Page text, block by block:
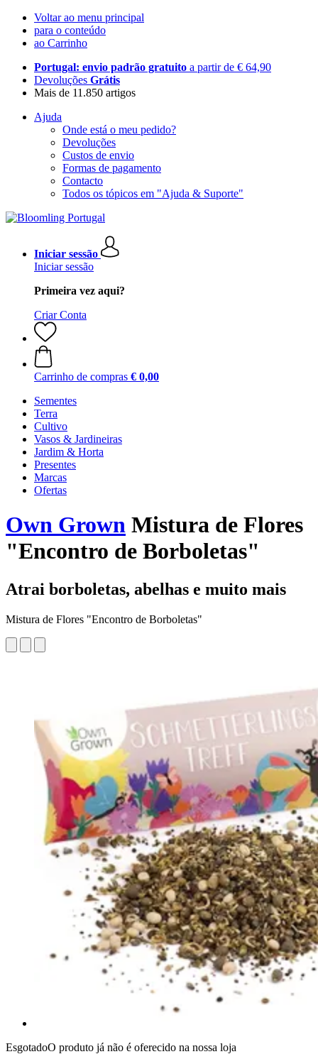
Voltar ao menu principal
para o conteúdo
ao Carrinho
Portugal: envio padrão gratuito a partir de € 64,90
Devoluções Grátis
Mais de 11.850 artigos
Ajuda
Onde está o meu pedido?
Devoluções
Custos de envio
Formas de pagamento
Contacto
Todos os tópicos em "Ajuda & Suporte"
Iniciar sessão
Iniciar sessão
Primeira vez aqui?
Criar Conta
Carrinho de compras € 0,00
Sementes
Terra
Cultivo
Vasos & Jardineiras
Jardim & Horta
Presentes
Marcas
Ofertas
Own Grown Mistura de Flores
"Encontro de Borboletas"
Atrai borboletas, abelhas e muito mais
Mistura de Flores "Encontro de Borboletas"
EsgotadoO produto já não é oferecido na nossa loja